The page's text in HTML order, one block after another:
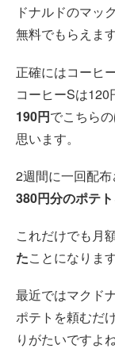
ドナルドのマッ
無料でもらえます
正確にはコーヒ
コーヒーSは120
190円でこちら
思います。
2週間に一回配
380円分のポテト
これだけでも月
たことになります
最近ではマクド
ポテトを頼むだ
りがたいですよね